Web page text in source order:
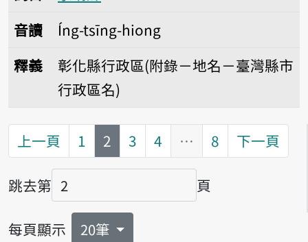
音讀
Íng-tsīng-hiong
釋義
彰化縣行政區(附錄－地名－臺灣縣市
行政區名)
上一頁 1 第
2 3 4 … 8 下一頁
跳去第
頁碼
頁
每頁顯示 20筆